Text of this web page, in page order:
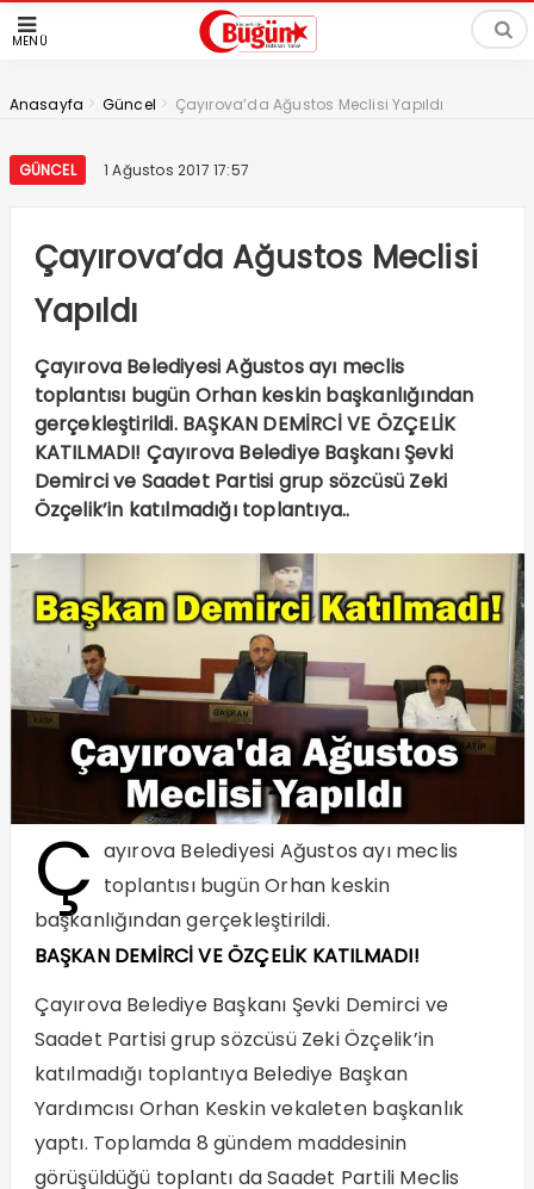
MENÜ
Anasayfa > Güncel > Çayırova’da Ağustos Meclisi Yapıldı
GÜNCEL 1 Ağustos 2017 17:57
Çayırova’da Ağustos Meclisi
Yapıldı
Çayırova Belediyesi Ağustos ayı meclis
toplantısı bugün Orhan keskin başkanlığından
gerçekleştirildi. BAŞKAN DEMİRCİ VE ÖZÇELİK
KATILMADI! Çayırova Belediye Başkanı Şevki
Demirci ve Saadet Partisi grup sözcüsü Zeki
Özçelik’in katılmadığı toplantıya..
Ç ayırova Belediyesi Ağustos ayı meclis
toplantısı bugün Orhan keskin
başkanlığından gerçekleştirildi.
BAŞKAN DEMİRCİ VE ÖZÇELİK KATILMADI!
Çayırova Belediye Başkanı Şevki Demirci ve
Saadet Partisi grup sözcüsü Zeki Özçelik’in
katılmadığı toplantıya Belediye Başkan
Yardımcısı Orhan Keskin vekaleten başkanlık
yaptı. Toplamda 8 gündem maddesinin
görüşüldüğü toplantı da Saadet Partili Meclis